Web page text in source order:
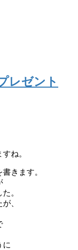
レゼント
ね。
きます。
。
、
に